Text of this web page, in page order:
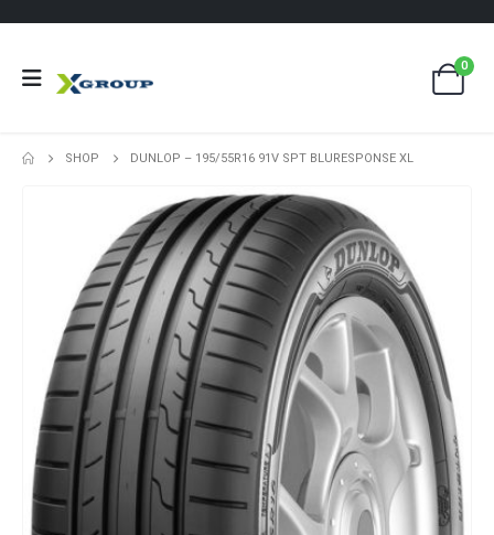
0
SHOP DUNLOP – 195/55R16 91V SPT BLURESPONSE XL